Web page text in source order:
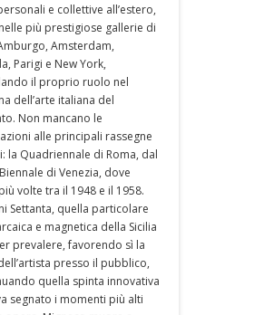
e collettive all’estero,
più prestigiose gallerie di
Amsterdam,
Parigi e New York,
il proprio ruolo nel
dell’arte italiana del
Non mancano le
alle principali rassegne
la Quadriennale di Roma, dal
di Venezia, dove
volte tra il 1948 e il 1958.
Settanta, quella particolare
e magnetica della Sicilia
prevalere, favorendo sì la
presso il pubblico,
quella spinta innovativa
segnato i momenti più alti